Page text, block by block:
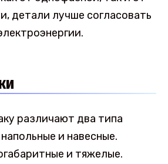
детали лучше согласовать
различают два типа
и навесные.
и тяжелые.